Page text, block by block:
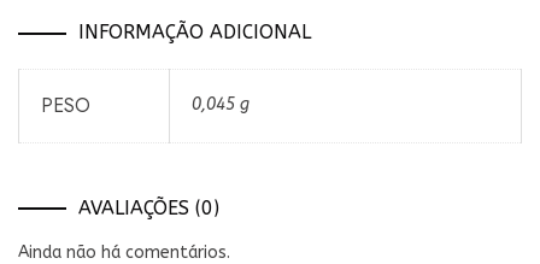
INFORMAÇÃO ADICIONAL
PESO 0,045 g
AVALIAÇÕES (0)
Ainda não há comentários.